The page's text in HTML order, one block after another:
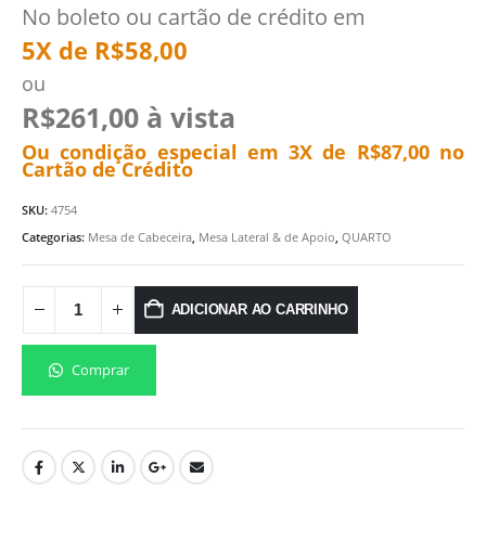
No boleto ou cartão de crédito em
5X de R$58,00
ou
R$261,00 à vista
Ou condição especial em 3X de R$87,00no
Cartão de Crédito
SKU: 4754
Categorias: Mesa de Cabeceira, Mesa Lateral & de Apoio, QUARTO
ADICIONAR AO CARRINHO
Comprar